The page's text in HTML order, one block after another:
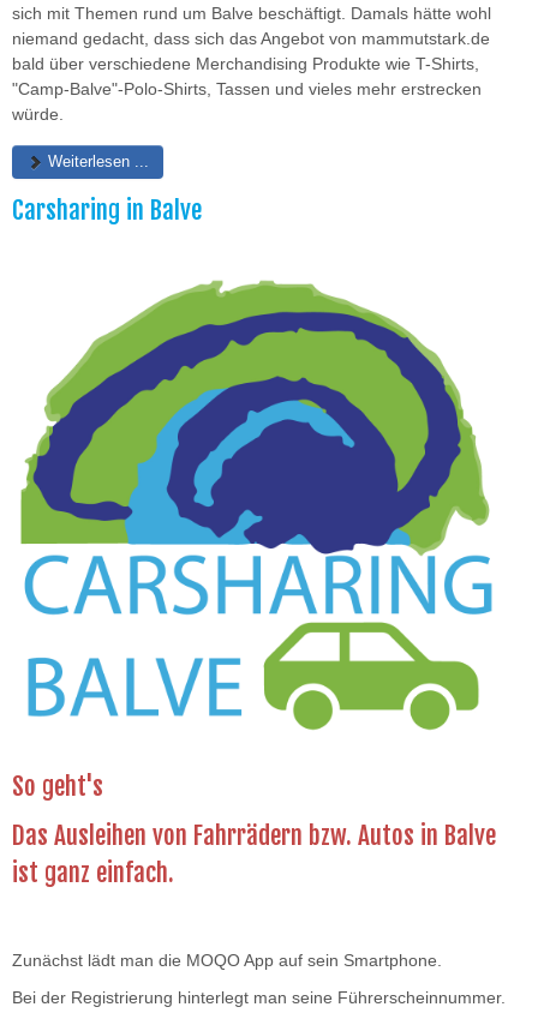
sich mit Themen rund um Balve beschäftigt. Damals hätte wohl
niemand gedacht, dass sich das Angebot von mammutstark.de
bald über verschiedene Merchandising Produkte wie T-Shirts,
"Camp-Balve"-Polo-Shirts, Tassen und vieles mehr erstrecken
würde.
Weiterlesen ...
Carsharing in Balve
So geht's
Das Ausleihen von Fahrrädern bzw. Autos in Balve
ist ganz einfach.
Zunächst lädt man die MOQO App auf sein Smartphone.
Bei der Registrierung hinterlegt man seine Führerscheinnummer.